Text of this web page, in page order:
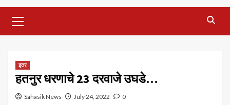
Menu
इतर
हतनुर धरणाचे 23 दरवाजे उघडे…
Sahasik News July 24, 2022 0